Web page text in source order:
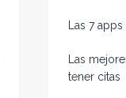
Las 7
Las
tener citas